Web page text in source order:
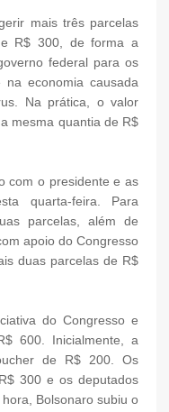
mais três parcelas
R$ 300, de forma a
federal para os
na economia causada
Na prática, o valor
mesma quantia de R$
com o presidente e as
quarta-feira. Para
parcelas, além de
apoio do Congresso
duas parcelas de R$
do Congresso e
600. Inicialmente, a
de R$ 200. Os
300 e os deputados
Bolsonaro subiu o